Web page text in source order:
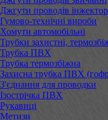
Джгути проводів
Гумово-технічні вироби
Хомути автомобільні
Трубки захистні,
Трубка ПВХ
Трубка термозбіжна
Захисна трубка ПВХ
З'єднання для проводки
Ізострічка ПВХ
Рукавиці
Метизи